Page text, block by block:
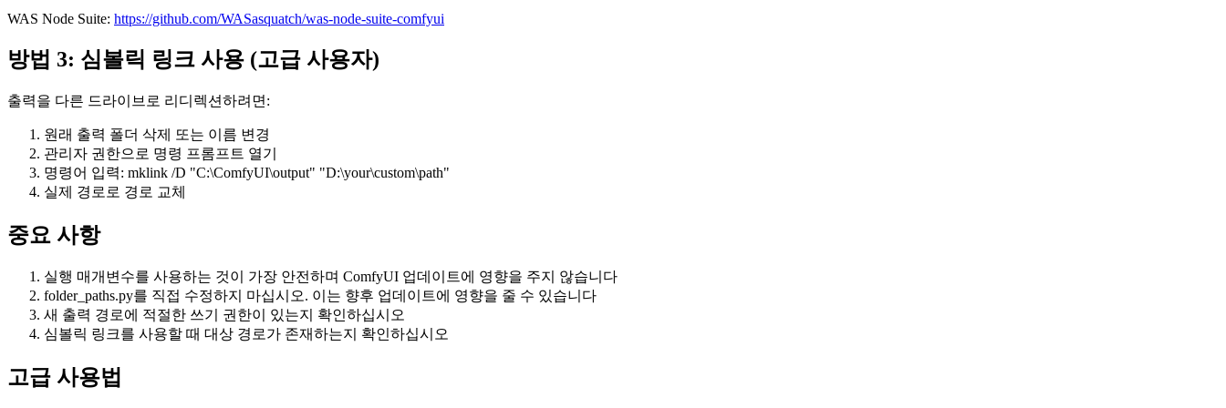
WAS Node Suite: https://github.com/WASasquatch/was-node-suite-comfyui
방법 3: 심볼릭 링크 사용 (고급 사용자)
출력을 다른 드라이브로 리디렉션하려면:
원래 출력 폴더 삭제 또는 이름 변경
관리자 권한으로 명령 프롬프트 열기
명령어 입력: mklink /D "C:\ComfyUI\output" "D:\your\custom\path"
실제 경로로 경로 교체
중요 사항
실행 매개변수를 사용하는 것이 가장 안전하며 ComfyUI 업데이트에 영향을 주지 않습니다
folder_paths.py를 직접 수정하지 마십시오. 이는 향후 업데이트에 영향을 줄 수 있습니다
새 출력 경로에 적절한 쓰기 권한이 있는지 확인하십시오
심볼릭 링크를 사용할 때 대상 경로가 존재하는지 확인하십시오
고급 사용법